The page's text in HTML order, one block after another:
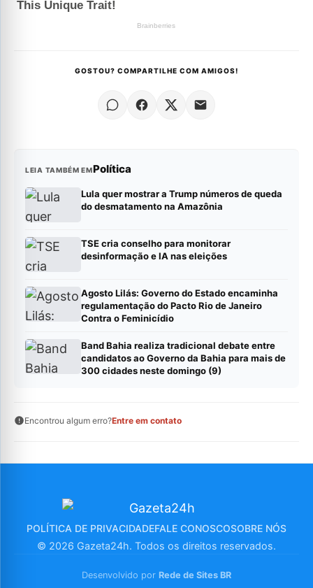
GOSTOU? COMPARTILHE COM AMIGOS!
LEIA TAMBÉM EMPolítica
Lula quer mostrar a Trump números de queda
do desmatamento na Amazônia
TSE cria conselho para monitorar
desinformação e IA nas eleições
Agosto Lilás: Governo do Estado encaminha
regulamentação do Pacto Rio de Janeiro
Contra o Feminicídio
Band Bahia realiza tradicional debate entre
candidatos ao Governo da Bahia para mais de
300 cidades neste domingo (9)
Encontrou algum erro?Entre em contato
POLÍTICA DE PRIVACIDADEFALE CONOSCOSOBRE NÓS
© 2026 Gazeta24h. Todos os direitos reservados.
Desenvolvido por Rede de Sites BR